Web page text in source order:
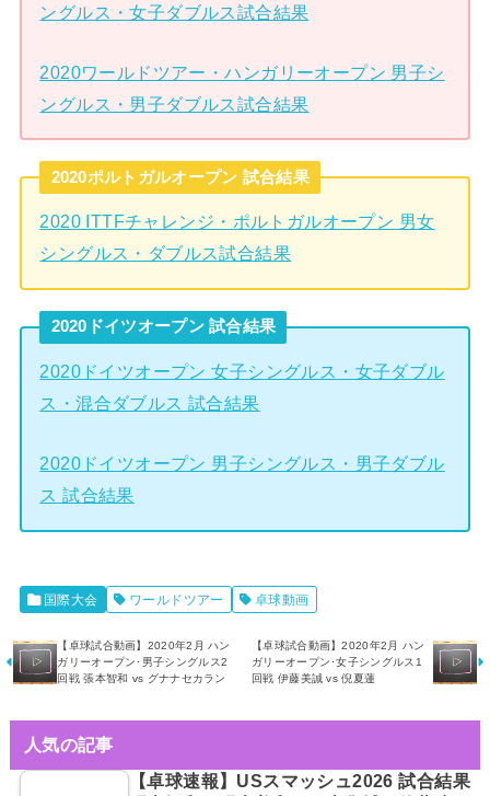
ングルス・女子ダブルス試合結果
2020ワールドツアー・ハンガリーオープン 男子シ
ングルス・男子ダブルス試合結果
2020ポルトガルオープン 試合結果
2020 ITTFチャレンジ・ポルトガルオープン 男女
シングルス・ダブルス試合結果
2020ドイツオープン 試合結果
2020ドイツオープン 女子シングルス・女子ダブル
ス・混合ダブルス 試合結果
2020ドイツオープン 男子シングルス・男子ダブル
ス 試合結果
国際大会 ワールドツアー 卓球動画
【卓球試合動画】2020年2月 ハン
ガリーオープン･男子シングルス2
回戦 張本智和 vs グナナセカラン
【卓球試合動画】2020年2月 ハン
ガリーオープン･女子シングルス1
回戦 伊藤美誠 vs 倪夏蓮
人気の記事
【卓球速報】USスマッシュ2026 試合結果